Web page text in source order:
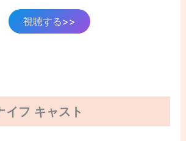
視聴する>>
イフ キャスト